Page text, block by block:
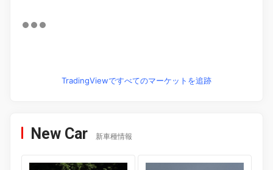
TradingViewですべてのマーケットを追跡
New Car 新車種情報